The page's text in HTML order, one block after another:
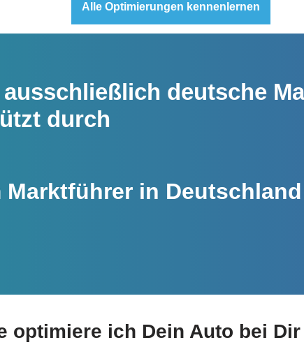
Alle Optimierungen kennenlernen
deutsche
durch
Marktführer in
optimiere ich Dein Auto bei